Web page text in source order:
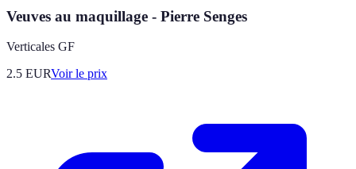
Veuves au maquillage - Pierre Senges
Verticales GF
2.5 EURVoir le prix